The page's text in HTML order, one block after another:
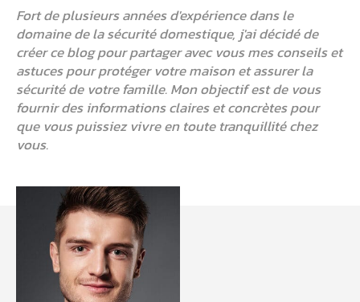
Fort de plusieurs années d'expérience dans le
domaine de la sécurité domestique, j'ai décidé de
créer ce blog pour partager avec vous mes conseils et
astuces pour protéger votre maison et assurer la
sécurité de votre famille. Mon objectif est de vous
fournir des informations claires et concrètes pour
que vous puissiez vivre en toute tranquillité chez
vous.